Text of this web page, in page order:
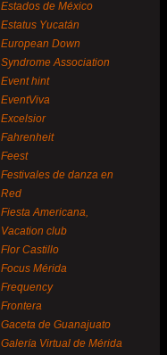
Estados de México
Estatus Yucatán
European Down
Syndrome Association
Event hint
EventViva
Excelsior
Fahrenheit
Feest
Festivales de danza en
Red
Fiesta Americana,
Vacation club
Flor Castillo
Focus Mérida
Frequency
Frontera
Gaceta de Guanajuato
Galería Virtual de Mérida